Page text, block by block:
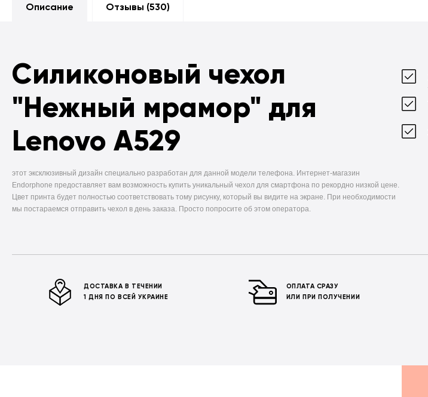
Описание Отзывы (530)
Силиконовый чехол
"Нежный мрамор" для
Lenovo A529
этот эксклюзивный дизайн специально разработан для данной модели телефона. Интернет-магазин
Endorphone предоставляет вам возможность купить уникальный чехол для смартфона по рекордно низкой цене.
Цвет принта будет полностью соответствовать тому рисунку, который вы видите на экране. При необходимости
мы постараемся отправить чехол в день заказа. Просто попросите об этом оператора.
ДОСТАВКА В ТЕЧЕНИИ
1 ДНЯ ПО ВСЕЙ УКРАИНЕ
ОПЛАТА СРАЗУ
ИЛИ ПРИ ПОЛУЧЕНИИ